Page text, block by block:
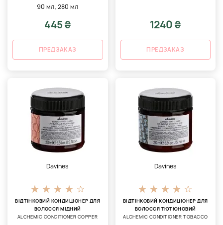
90 мл,280 мл
445 ₴
ПРЕДЗАКАЗ
1240 ₴
ПРЕДЗАКАЗ
Davines
ВІДТІНКОВИЙ КОНДИЦІОНЕР ДЛЯ
ВОЛОССЯ МІДНИЙ
ALCHEMIC CONDITIONER COPPER
Davines
ВІДТІНКОВИЙ КОНДИЦІОНЕР ДЛЯ
ВОЛОССЯ ТЮТЮНОВИЙ
ALCHEMIC CONDITIONER TOBACCO